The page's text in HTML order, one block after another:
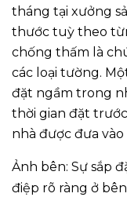
tháng tại xưởng
thước tuỳ theo
chống thấm là
các loại tường.
đặt ngầm trong
thời gian đặt
nhà được đưa
Ảnh bên: Sự sắp
điệp rõ ràng ở